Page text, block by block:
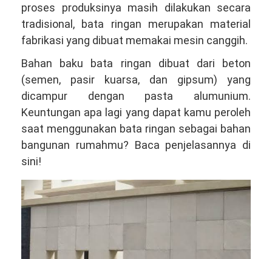
proses produksinya masih dilakukan secara
tradisional, bata ringan merupakan material
fabrikasi yang dibuat memakai mesin canggih.
Bahan baku bata ringan dibuat dari beton
(semen, pasir kuarsa, dan gipsum) yang
dicampur dengan pasta alumunium.
Keuntungan apa lagi yang dapat kamu peroleh
saat menggunakan bata ringan sebagai bahan
bangunan rumahmu? Baca penjelasannya di
sini!